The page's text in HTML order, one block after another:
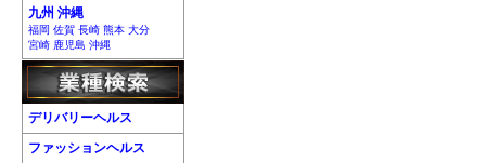
九州 沖縄
福岡 佐賀 長崎 熊本 大分
宮崎 鹿児島 沖縄
デリバリーヘルス
ファッションヘルス